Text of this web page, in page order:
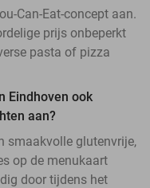
Can-Eat-concept aan.
prijs onbeperkt
pasta of pizza
Eindhoven ook
aan?
smaakvolle glutenvrije,
op de menukaart
door tijdens het